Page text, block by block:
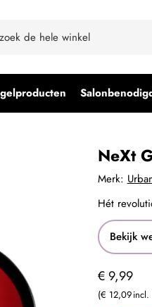
NeXt
Bekijk
€ 9,99
€ 12,09
Merk:
Hét